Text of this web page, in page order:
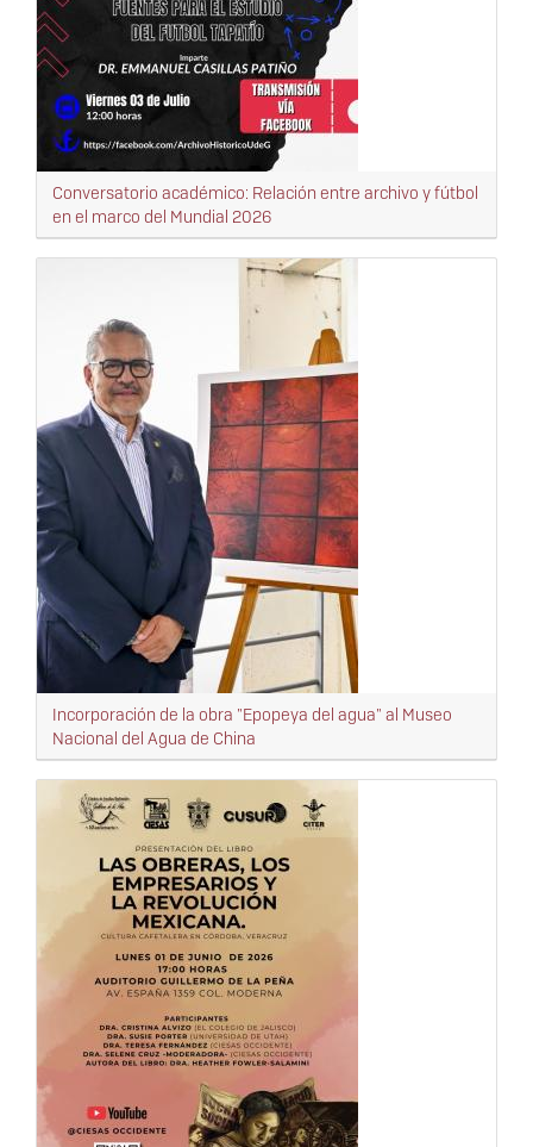
Conversatorio académico: Relación entre archivo y fútbol
en el marco del Mundial 2026
Incorporación de la obra "Epopeya del agua" al Museo
Nacional del Agua de China